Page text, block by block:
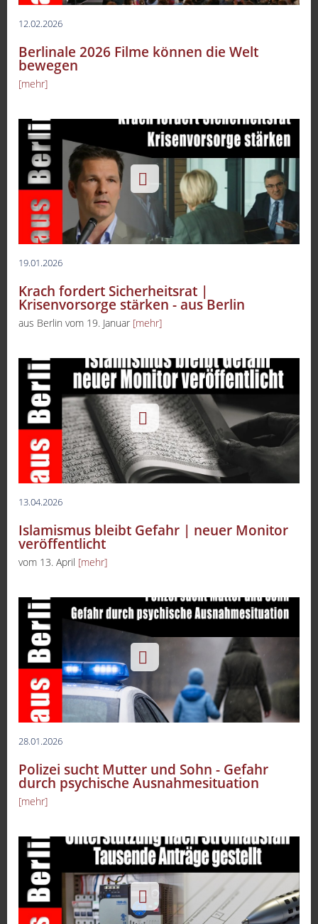
12.02.2026
Berlinale 2026 Filme können die Welt
bewegen
[mehr]
19.01.2026
Krach fordert Sicherheitsrat |
Krisenvorsorge stärken - aus Berlin
aus Berlin vom 19. Januar [mehr]
13.04.2026
Islamismus bleibt Gefahr | neuer Monitor
veröffentlicht
vom 13. April [mehr]
28.01.2026
Polizei sucht Mutter und Sohn - Gefahr
durch psychische Ausnahmesituation
[mehr]